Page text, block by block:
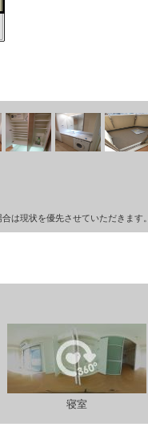
は現状を優先させていただきます。
寝室